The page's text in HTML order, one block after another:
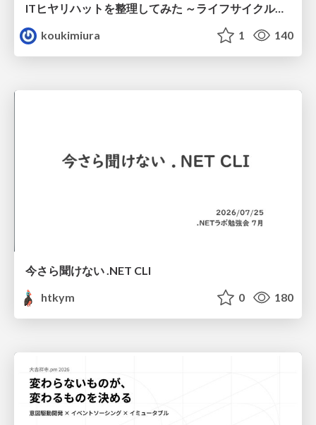
ITヒヤリハットを整理してみた ～ライフサイクルと原因から考える再発防止策～
koukimiura
1 140
今さら聞けない .NET CLI
htkym
0 180